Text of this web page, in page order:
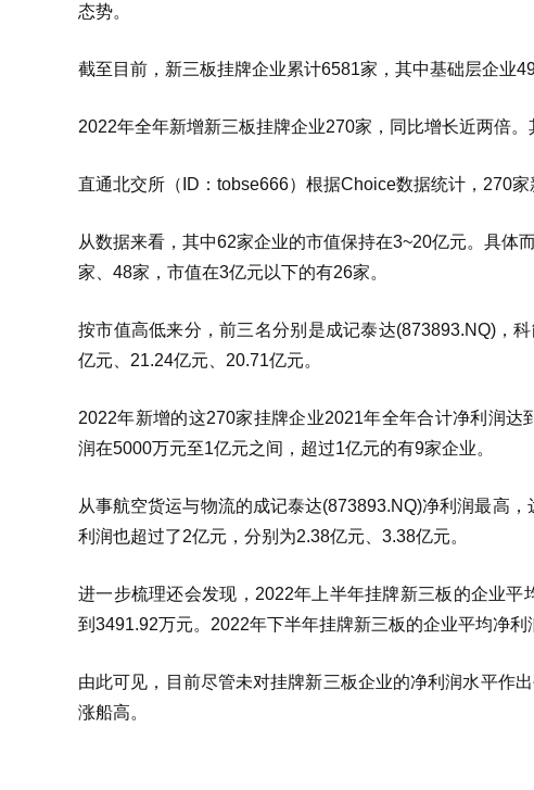
态势。
截至目前，新三板挂牌企业累计6581家，其中基础层企业
2022年全年新增新三板挂牌企业270家，同比增长近两倍。
直通北交所（ID：tobse666）根据Choice数据统计，270家
从数据来看，其中62家企业的市值保持在3~20亿元。具体
家、48家，市值在3亿元以下的有26家。
按市值高低来分，前三名分别是成记泰达(873893.NQ)，
亿元、21.24亿元、20.71亿元。
2022年新增的这270家挂牌企业2021年全年合计净利润
润在5000万元至1亿元之间，超过1亿元的有9家企业。
从事航空货运与物流的成记泰达(873893.NQ)净利润最高
利润也超过了2亿元，分别为2.38亿元、3.38亿元。
进一步梳理还会发现，2022年上半年挂牌新三板的企业
到3491.92万元。2022年下半年挂牌新三板的企业平均净利
由此可见，目前尽管未对挂牌新三板企业的净利润水平作
涨船高。